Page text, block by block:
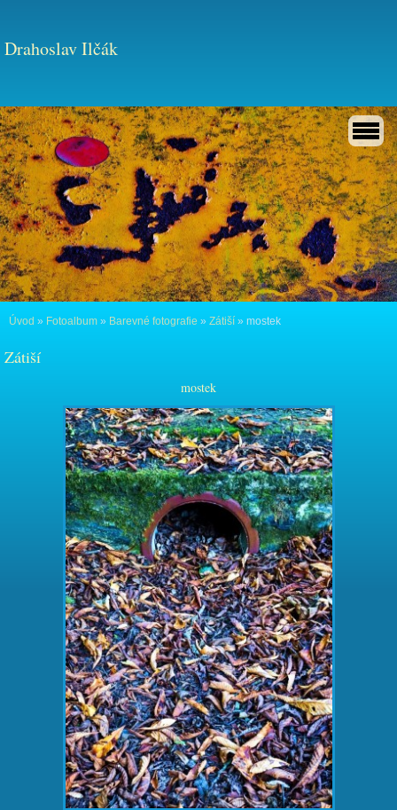
Drahoslav Ilčák
Úvod » Fotoalbum » Barevné fotografie » Zátiší » mostek
Zátiší
mostek